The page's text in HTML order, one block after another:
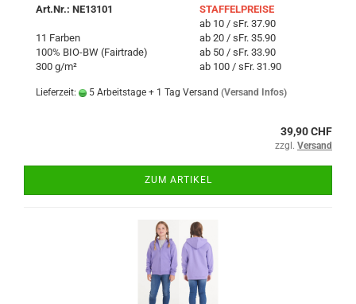
Art.Nr.: NE13101
STAFFELPREISE
ab 10 / sFr. 37.90
11 Farben
ab 20 / sFr. 35.90
100% BIO-BW (Fairtrade)
ab 50 / sFr. 33.90
300 g/m²
ab 100 / sFr. 31.90
Lieferzeit: 5 Arbeitstage + 1 Tag Versand (Versand Infos)
39,90 CHF
zzgl. Versand
ZUM ARTIKEL